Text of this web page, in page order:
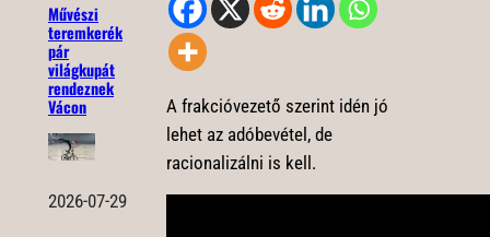
Művészi
teremkerék
pár
világkupát
rendeznek
Vácon
2026-07-29
A frakcióvezető szerint idén jó
lehet az adóbevétel, de
racionalizálni is kell.